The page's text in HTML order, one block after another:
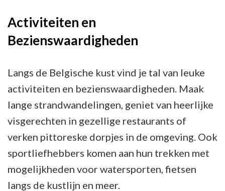
Activiteiten en
Bezienswaardigheden
Langs de Belgische kust vind je tal van leuke
activiteiten en bezienswaardigheden. Maak
lange strandwandelingen, geniet van heerlijke
visgerechten in gezellige restaurants of
verken pittoreske dorpjes in de omgeving. Ook
sportliefhebbers komen aan hun trekken met
mogelijkheden voor watersporten, fietsen
langs de kustlijn en meer.